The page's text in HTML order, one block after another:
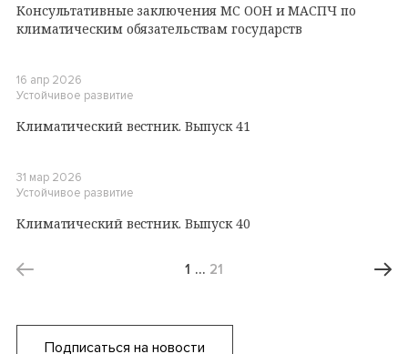
Консультативные заключения МС ООН и МАСПЧ по
климатическим обязательствам государств
16 апр 2026
Устойчивое развитие
Климатический вестник. Выпуск 41
31 мар 2026
Устойчивое развитие
Климатический вестник. Выпуск 40
1 … 21
Подписаться на новости